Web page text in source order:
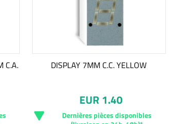
C.A.
DISPLAY 7MM C.C. YELLOW
EUR 1.40
Dernières pièces disponibles